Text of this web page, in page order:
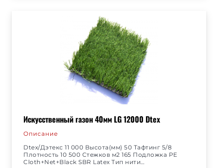
Искусственный газон 40мм LG 12000 Dtex
Описание
Dtex/Дэтекс 11 000 Высота(мм) 50 Тафтинг 5/8
Плотность 10 500 Стежков м2 165 Подложка PE
Cloth+Net+Black SBR Latex Тип нити…